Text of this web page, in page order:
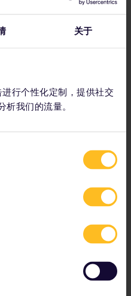
关于
行个性化定制，提供社交
析我们的流量。
哈根的趣伏里公园将变成一
瓜雕刻、九曲迷宫和各种恶